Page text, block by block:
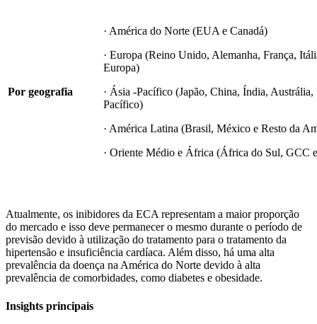
Por geografia
· América do Norte (EUA e Canadá)
· Europa (Reino Unido, Alemanha, França,
Europa)
· Ásia -Pacífico (Japão, China, Índia,
Pacífico)
· América Latina (Brasil, México e Resto da
· Oriente Médio e África (África do Sul, GCC
Atualmente, os inibidores da ECA representam a maior proporção
do mercado e isso deve permanecer o mesmo durante o período de
previsão devido à utilização do tratamento para o tratamento da
hipertensão e insuficiência cardíaca. Além disso, há uma alta
prevalência da doença na América do Norte devido à alta
prevalência de comorbidades, como diabetes e obesidade.
Insights principais